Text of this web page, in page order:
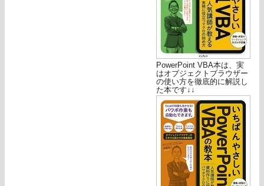
PowerPoint VBA本は、実
はオブジェクトブラウザー
の使い方を徹底的に解説し
た本です↓↓